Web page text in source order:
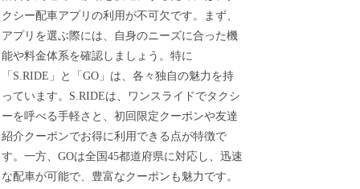
クシー配車アプリの利用が不可欠です。まず、
アプリを選ぶ際には、自身のニーズに合った機
能や料金体系を確認しましょう。特に
「S.RIDE」と「GO」は、各々独自の魅力を持
っています。S.RIDEは、ワンスライドでタクシ
ーを呼べる手軽さと、初回限定クーポンや友達
紹介クーポンでお得に利用できる点が特徴で
す。一方、GOは全国45都道府県に対応し、迅速
な配車が可能で、豊富なクーポンも魅力です。